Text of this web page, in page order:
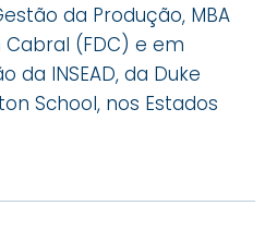
da Produção, MBA
(FDC) e em
INSEAD, da Duke
School, nos Estados